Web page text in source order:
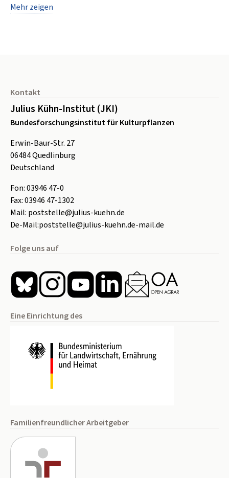
Mehr zeigen
Kontakt
Julius Kühn-Institut (JKI)
Bundesforschungsinstitut für Kulturpflanzen
Erwin-Baur-Str. 27
06484Quedlinburg
Deutschland
Fon:03946 47-0
Fax:03946 47-1302
Mail: poststelle@julius-kuehn.de
De-Mail:poststelle@julius-kuehn.de-mail.de
Folge uns auf
Eine Einrichtung des
Familienfreundlicher Arbeitgeber